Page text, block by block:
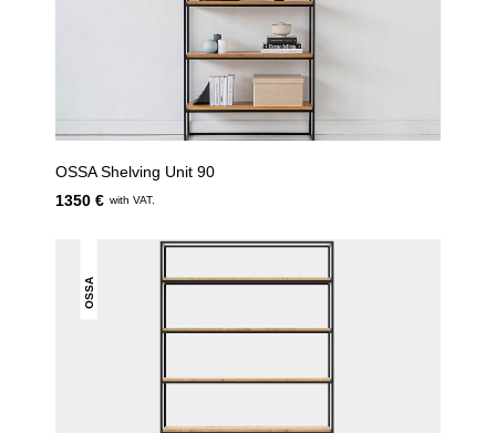
OSSA Shelving Unit 90
1350 € with VAT.
OSSA